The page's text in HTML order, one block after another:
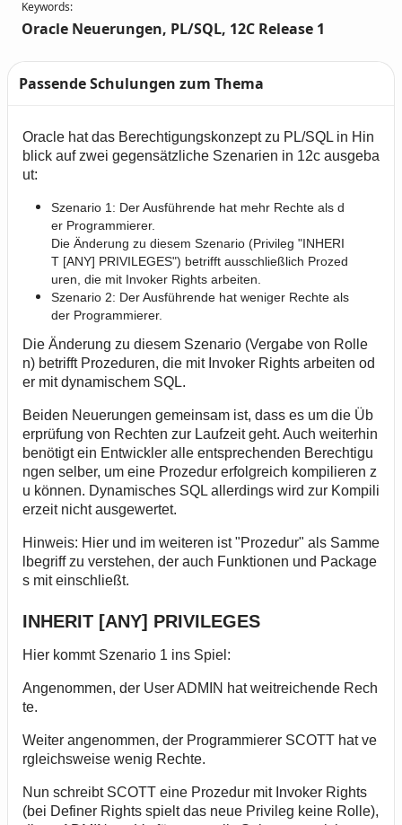
Keywords:
Oracle Neuerungen, PL/SQL, 12C Release 1
Passende Schulungen zum Thema
Text
Oracle hat das Berechtigungskonzept zu PL/SQL in Hin
blick auf zwei gegensätzliche Szenarien in 12c ausgeba
ut:
Szenario 1: Der Ausführende hat mehr Rechte als d
er Programmierer.
Die Änderung zu diesem Szenario (Privileg "INHERI
T [ANY] PRIVILEGES") betrifft ausschließlich Prozed
uren, die mit Invoker Rights arbeiten.
Szenario 2: Der Ausführende hat weniger Rechte als
der Programmierer.
Die Änderung zu diesem Szenario (Vergabe von Rolle
n) betrifft Prozeduren, die mit Invoker Rights arbeiten od
er mit dynamischem SQL.
Beiden Neuerungen gemeinsam ist, dass es um die Üb
erprüfung von Rechten zur Laufzeitgeht. Auch weiterhin
benötigt ein Entwickler alle entsprechenden Berechtigu
ngen selber, um eine Prozedur erfolgreich kompilieren z
u können. Dynamisches SQL allerdings wird zur Kompili
erzeit nicht ausgewertet.
Hinweis: Hier und im weiteren ist "Prozedur" als Samme
lbegriff zu verstehen, der auch Funktionen und Package
s mit einschließt.
INHERIT [ANY] PRIVILEGES
Hier kommt Szenario 1 ins Spiel:
Angenommen, der User ADMIN hat weitreichende Rech
te.
Weiter angenommen, der Programmierer SCOTT hat ve
rgleichsweise wenig Rechte.
Nun schreibt SCOTT eine Prozedur mit Invoker Rights
(bei Definer Rights spielt das neue Privileg keine Rolle),